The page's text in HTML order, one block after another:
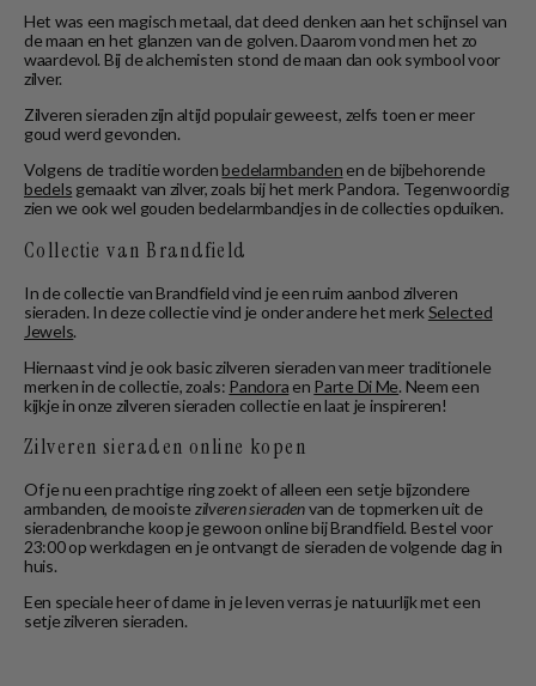
Het was een magisch metaal, dat deed denken aan het schijnsel van
de maan en het glanzen van de golven. Daarom vond men het zo
waardevol. Bij de alchemisten stond de maan dan ook symbool voor
zilver.
Zilveren sieraden zijn altijd populair geweest, zelfs toen er meer
goud werd gevonden.
Volgens de traditie wordenbedelarmbanden en de bijbehorende
bedels gemaakt van zilver, zoals bij het merk Pandora. Tegenwoordig
zien we ook wel gouden bedelarmbandjes in de collecties opduiken.
Collectie van Brandfield
In de collectie van Brandfield vind je een ruim aanbod zilveren
sieraden. In deze collectie vind je onder andere het merkSelected
Jewels.
Hiernaast vind je ook basic zilveren sieraden van meer traditionele
merken in de collectie, zoals: Pandora en Parte Di Me. Neem een
kijkje in onze zilveren sieraden collectie en laat je inspireren!
Zilveren sieraden online kopen
Of je nu een prachtige ring zoekt of alleen een setje bijzondere
armbanden, de mooiste zilveren sieradenvan de topmerken uit de
sieradenbranche koop je gewoon online bij Brandfield. Bestel voor
23:00 op werkdagen en je ontvangt de sieraden de volgende dag in
huis.
Een speciale heer of dame in je leven verras je natuurlijk met een
setje zilveren sieraden.